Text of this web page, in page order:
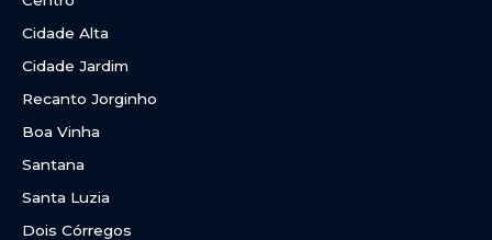
Cidade Alta
Cidade Jardim
Recanto Jorginho
Boa Vinha
Santana
Santa Luzia
Dois Córregos